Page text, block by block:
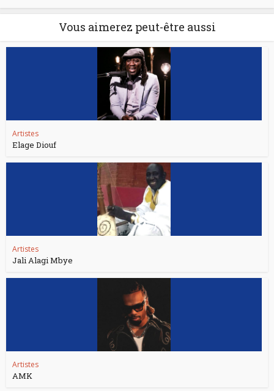
Vous aimerez peut-être aussi
Artistes
Elage Diouf
Artistes
Jali Alagi Mbye
Artistes
AMK